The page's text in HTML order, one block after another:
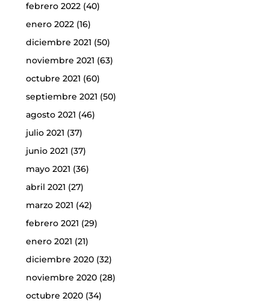
febrero 2022(40)
enero 2022(16)
diciembre 2021 (50)
noviembre 2021 (63)
octubre 2021 (60)
septiembre 2021 (50)
agosto 2021 (46)
julio 2021 (37)
junio 2021 (37)
mayo 2021 (36)
abril 2021 (27)
marzo 2021 (42)
febrero 2021 (29)
enero 2021 (21)
diciembre 2020(32)
noviembre 2020(28)
octubre 2020(34)